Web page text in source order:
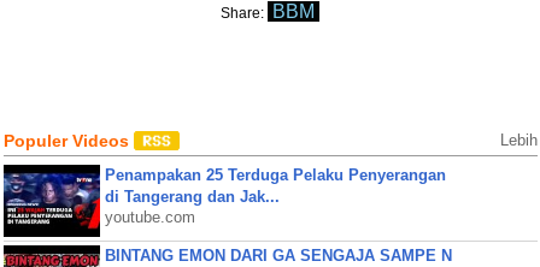
Share: BBM
Populer Videos Lebih
Penampakan 25 Terduga Pelaku Penyerangan
di Tangerang dan Jak...
youtube.com
BINTANG EMON DARI GA SENGAJA SAMPE N